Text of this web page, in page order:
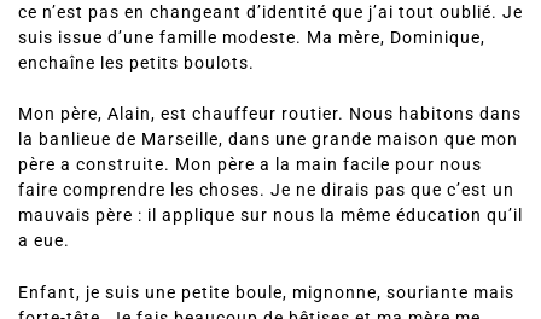
ce n’est pas en changeant d’identité que j’ai tout oublié. Je
suis issue d’une famille modeste. Ma mère, Dominique,
enchaîne les petits boulots.
Mon père, Alain, est chauffeur routier. Nous habitons dans
la banlieue de Marseille, dans une grande maison que mon
père a construite. Mon père a la main facile pour nous
faire comprendre les choses. Je ne dirais pas que c’est un
mauvais père : il applique sur nous la même éducation qu’il
a eue.
Enfant, je suis une petite boule, mignonne, souriante mais